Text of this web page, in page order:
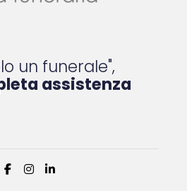
un funerale",
assistenza